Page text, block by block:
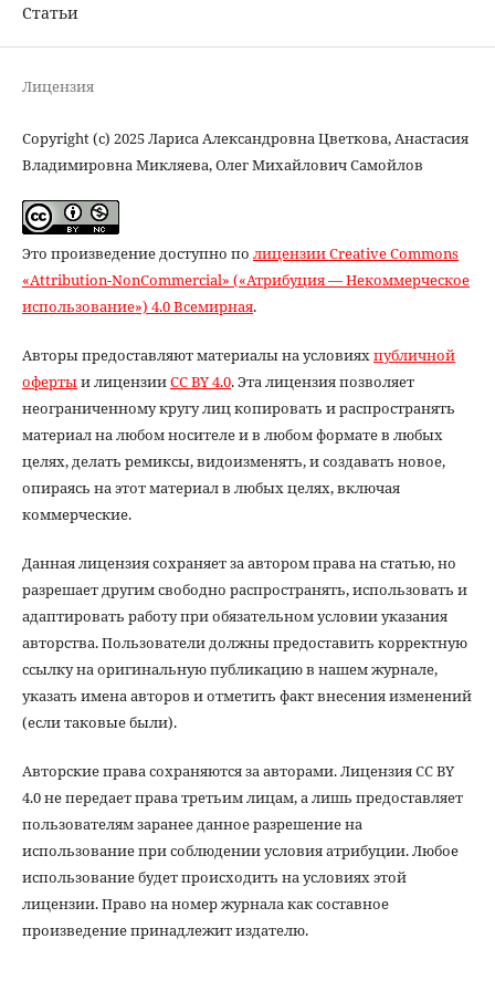
Статьи
Лицензия
Copyright (c) 2025 Лариса Александровна Цветкова, Анастасия
Владимировна Микляева, Олег Михайлович Самойлов
Это произведение доступно по лицензии Creative Commons
«Attribution-NonCommercial» («Атрибуция — Некоммерческое
использование») 4.0 Всемирная.
Авторы предоставляют материалы на условияхпубличной
офертыи лицензииCC BY 4.0. Эта лицензия позволяет
неограниченному кругу лиц копировать и распространять
материал на любом носителе и в любом формате в любых
целях, делать ремиксы, видоизменять, и создавать новое,
опираясь на этот материал в любых целях, включая
коммерческие.
Данная лицензия сохраняет за автором права на статью, но
разрешает другим свободно распространять, использовать и
адаптировать работу при обязательном условии указания
авторства. Пользователи должны предоставить корректную
ссылку на оригинальную публикацию в нашем журнале,
указать имена авторов и отметить факт внесения изменений
(если таковые были).
Авторские права сохраняются за авторами. Лицензия CC BY
4.0 не передает права третьим лицам, а лишь предоставляет
пользователям заранее данное разрешение на
использование при соблюдении условия атрибуции. Любое
использование будет происходить на условиях этой
лицензии. Право на номер журнала как составное
произведение принадлежит издателю.